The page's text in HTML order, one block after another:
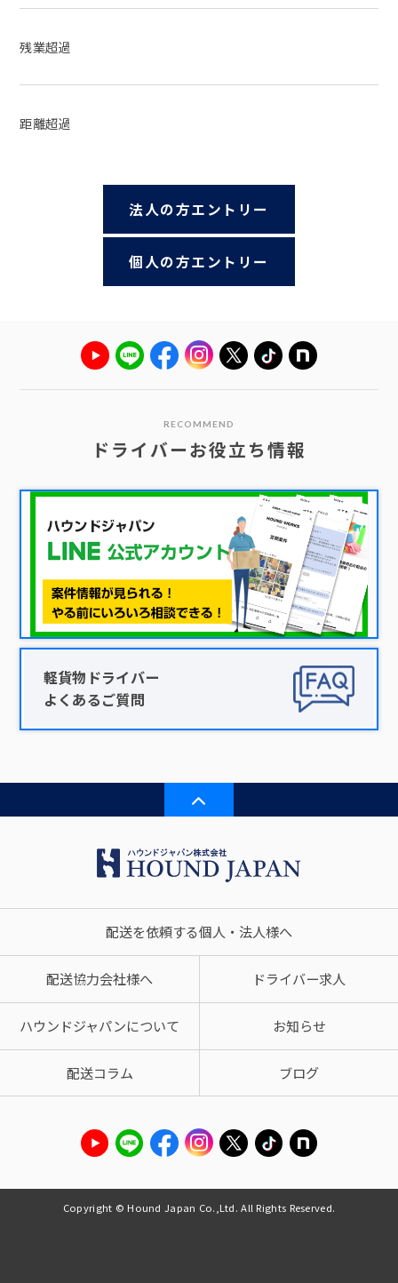
残業超過
距離超過
法人の方エントリー
個人の方エントリー
RECOMMEND
ドライバーお役立ち情報
軽貨物ドライバー
よくあるご質問
配送を依頼する個人・法人様へ
配送協力会社様へ ドライバー求人
ハウンドジャパンについて お知らせ
配送コラム ブログ
Copyright © Hound Japan Co.,Ltd. All Rights Reserved.